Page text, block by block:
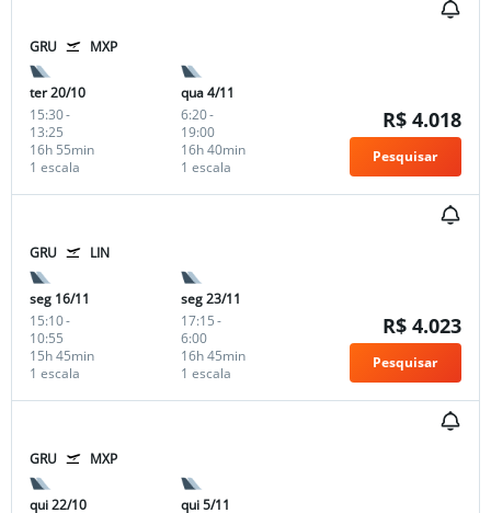
GRU MXP
ter 20/10
15:30-
13:25
1 escala
16h 55min
qua 4/11
6:20-
19:00
1 escala
16h 40min
R$ 4.018
Pesquisar
GRU LIN
seg 16/11
15:10-
10:55
1 escala
15h 45min
seg 23/11
17:15-
6:00
1 escala
16h 45min
R$ 4.023
Pesquisar
GRU MXP
qui 22/10 qui 5/11